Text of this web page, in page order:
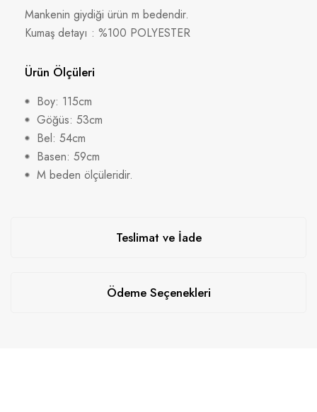
Mankenin giydiği ürün m bedendir.
Kumaş detayı : %100 POLYESTER
Ürün Ölçüleri
Boy: 115cm
Göğüs: 53cm
Bel: 54cm
Basen: 59cm
M beden ölçüleridir.
Teslimat ve İade
Ödeme Seçenekleri